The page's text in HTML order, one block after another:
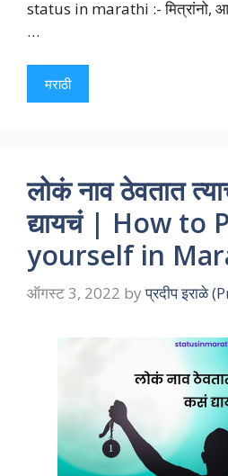
status in marathi :- मित्रांनो,
…
मराठी
लोकं नाव ठेवतात
द्यायचं | How to
yourself in
ऑगस्ट 3, 2022 byप्रदीप इराळे